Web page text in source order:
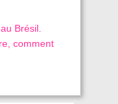
Brésil.
comment